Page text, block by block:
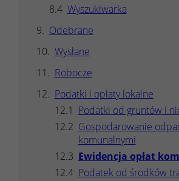
Wyszukiwarka
Odebrane
Wysłane
Robocze
Podatki i opłaty lokalne
Podatki od gruntów i
Gospodarowanie
komunalnymi
Ewidencja opłat
Podatek od środków